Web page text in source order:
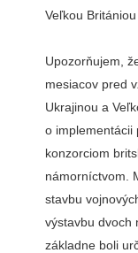
Veľkou
Upozorňujem,
mesiacov pred
Ukrajinou a
o implementácii
konzorciom
námorníctvom.
stavbu
výstavbu dvoch
základne boli